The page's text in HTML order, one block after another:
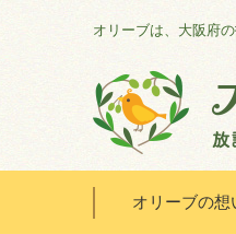
オリーブは、大阪府
オリーブの想